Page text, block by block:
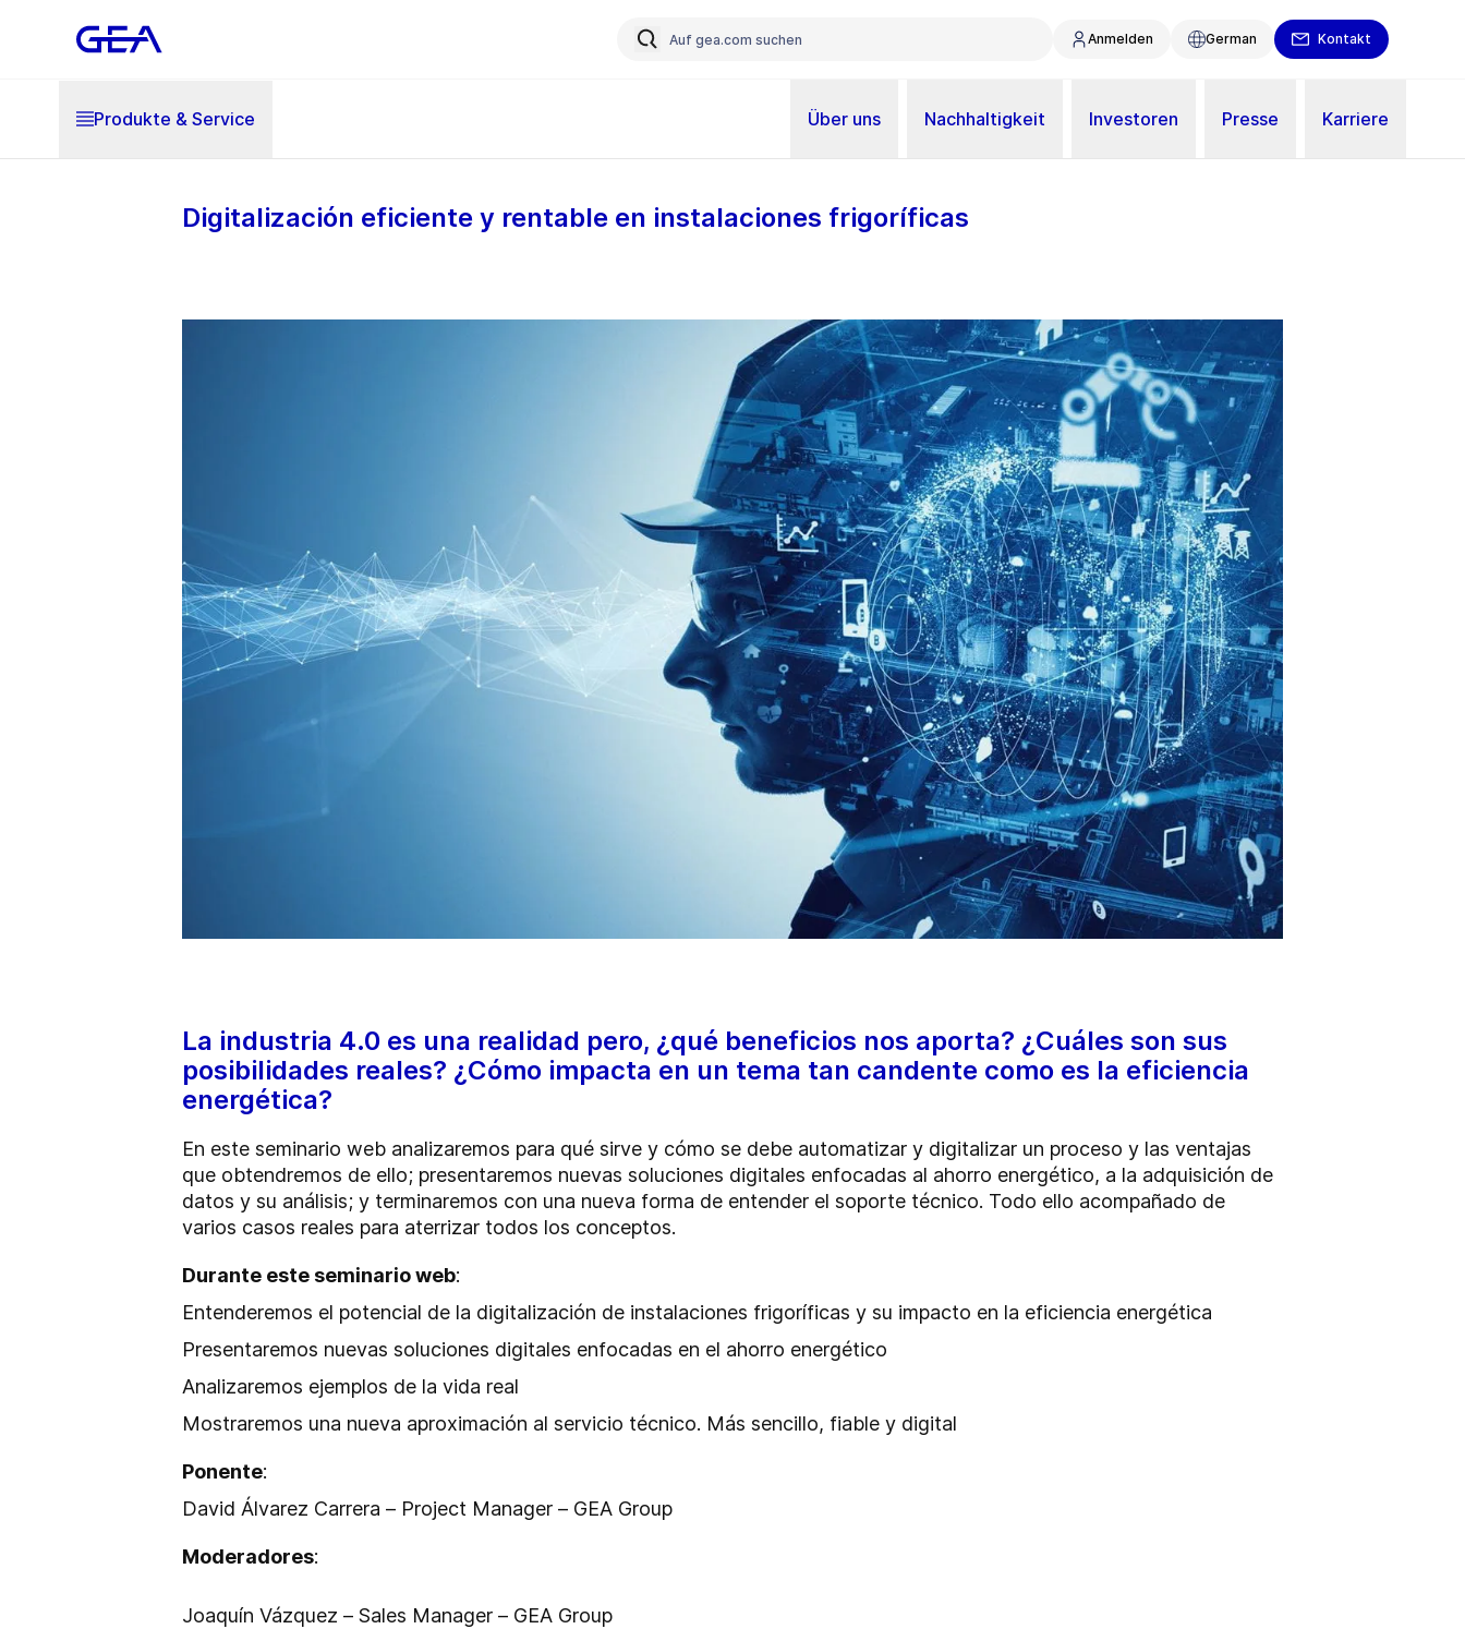
Anmelden German Kontakt
Produkte & Service Über uns Nachhaltigkeit Investoren Presse Karriere
Digitalización eficiente y rentable en instalaciones frigoríficas
La industria 4.0 es una realidad pero, ¿qué beneficios nos aporta? ¿Cuáles son sus
posibilidades reales? ¿Cómo impacta en un tema tan candente como es la eficiencia
energética?
En este seminario web analizaremos para qué sirve y cómo se debe automatizar y digitalizar un proceso y las ventajas
que obtendremos de ello; presentaremos nuevas soluciones digitales enfocadas al ahorro energético, a la adquisición de
datos y su análisis; y terminaremos con una nueva forma de entender el soporte técnico. Todo ello acompañado de
varios casos reales para aterrizar todos los conceptos.
Durante este seminario web:
Entenderemos el potencial de la digitalización de instalaciones frigoríficas y su impacto en la eficiencia energética
Presentaremos nuevas soluciones digitales enfocadas en el ahorro energético
Analizaremos ejemplos de la vida real
Mostraremos una nueva aproximación al servicio técnico. Más sencillo, fiable y digital
Ponente:
David Álvarez Carrera – Project Manager – GEA Group
Moderadores:
Joaquín Vázquez – Sales Manager – GEA Group